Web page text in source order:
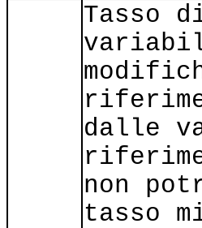
Tasso
dalle
non
tasso